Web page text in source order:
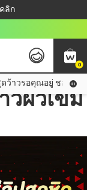
ลิก 🎉
0
ว้าวรอคุณอยู่ ชอปคุ้มก
วผิวเข้ม